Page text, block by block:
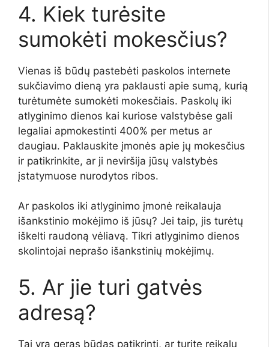
4. Kiek turėsite
sumokėti mokesčius?
Vienas iš būdų pastebėti paskolos internete
sukčiavimo dieną yra paklausti apie sumą, kurią
turėtumėte sumokėti mokesčiais. Paskolų iki
atlyginimo dienos kai kuriose valstybėse gali
legaliai apmokestinti 400% per metus ar
daugiau. Paklauskite įmonės apie jų mokesčius
ir patikrinkite, ar ji neviršija jūsų valstybės
įstatymuose nurodytos ribos.
Ar paskolos iki atlyginimo įmonė reikalauja
išankstinio mokėjimo iš jūsų? Jei taip, jis turėtų
iškelti raudoną vėliavą. Tikri atlyginimo dienos
skolintojai neprašo išankstinių mokėjimų.
5. Ar jie turi gatvės
adresą?
Tai yra geras būdas patikrinti, ar turite reikalų